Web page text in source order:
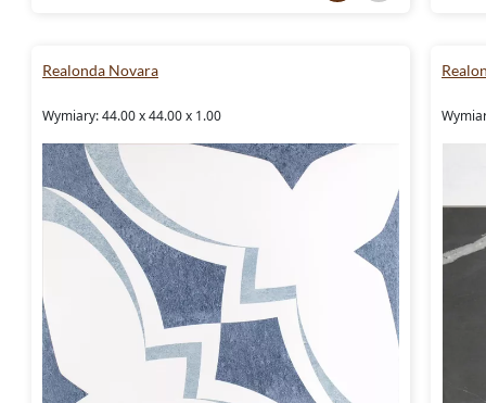
Realonda Novara
Wymiary: 44.00 x 44.00 x 1.00